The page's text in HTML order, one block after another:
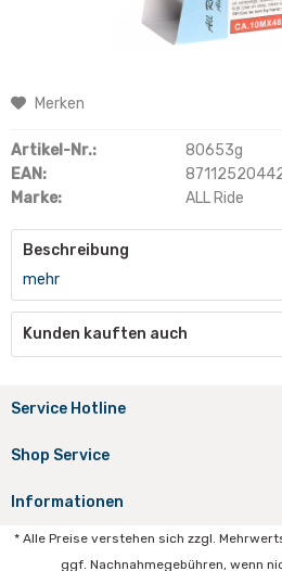
Merken
Artikel-Nr.:
80653g
EAN:
Marke:
ALL Ride
Beschreibung
mehr
Kunden kauften auch
Service Hotline
Shop Service
Informationen
* Alle Preise verstehen sich zzgl.
ggf. Nachnahmegebühren, wenn